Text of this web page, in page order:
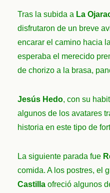
Tras la subida a La
disfrutaron de un breve
encarar el camino hacia la
esperaba el merecido
de chorizo a la brasa,
Jesús Hedo, con su
algunos de los avatares
historia en este tipo de
La siguiente parada fue
comida. A los postres, el
Castilla ofreció algunos